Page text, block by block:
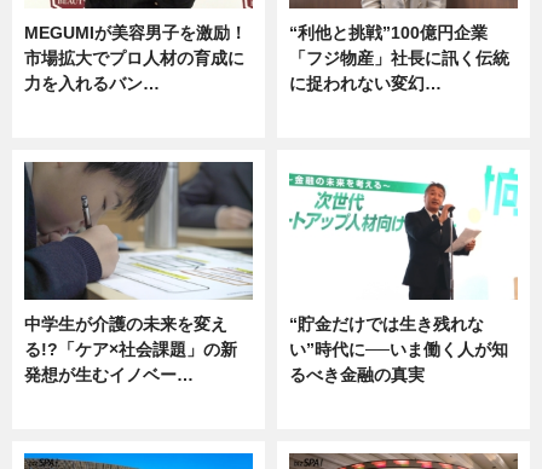
MEGUMIが美容男子を激励！
市場拡大でプロ人材の育成に
力を入れるバン…
“利他と挑戦”100億円企業
「フジ物産」社長に訊く伝統
に捉われない変幻…
中学生が介護の未来を変え
る!?「ケア×社会課題」の新
発想が生むイノベー…
“貯金だけでは生き残れな
い”時代に──いま働く人が知
るべき金融の真実